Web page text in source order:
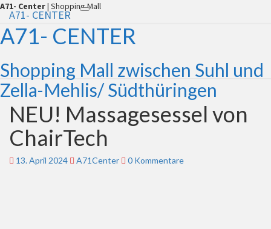
A71- Center| Shopping Mall
Toggle
navigation
A71- CENTER
A71- CENTER
Shopping Mall zwischen Suhl und
Zella-Mehlis/ Südthüringen
NEU!
Massagesessel
von
ChairTech
NEU! Massagesessel von
ChairTech
13. April 2024 A71Center Kommentare
0 Kommentare